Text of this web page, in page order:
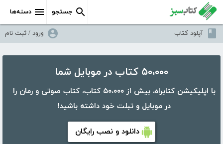
دسته‌ها جستجو
آپلود کتاب ورود / ثبت نام
۵۰،۰۰۰ کتاب در موبایل شما
با اپلیکیشن کتابراه، بیش از ۵۰،۰۰۰ کتاب، کتاب صوتی و رمان را
در موبایل و تبلت خود داشته باشید!
دانلود و نصب رایگان